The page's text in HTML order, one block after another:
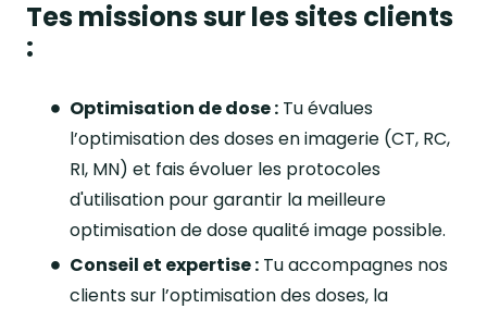
Tes missions sur les sites clients
:
Optimisation de dose : Tu évalues
l’optimisation des doses en imagerie (CT, RC,
RI, MN) et fais évoluer les protocoles
d'utilisation pour garantir la meilleure
optimisation de dose qualité image possible.
Conseil et expertise : Tu accompagnes nos
clients sur l’optimisation des doses, la